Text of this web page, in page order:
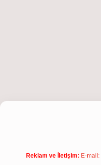
Reklam ve İletişim: E-mail: